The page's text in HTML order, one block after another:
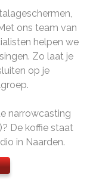
ons team van
helpen we
Zo laat je
op je
narrowcasting
De koffie staat
in Naarden.